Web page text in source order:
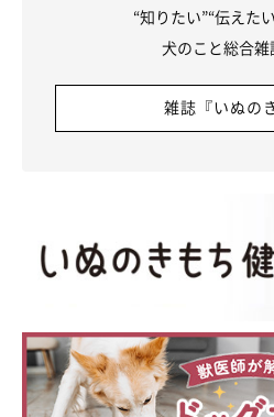
“知りたい”“伝えた
犬のこと総合雑
雑誌『いぬの